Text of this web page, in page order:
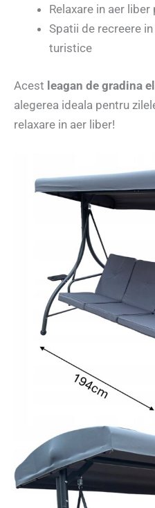
Relaxare in aer
Spatii de recreere
turistice
Acest leagan de gradina
alegerea ideala pentru
relaxare in aer liber!